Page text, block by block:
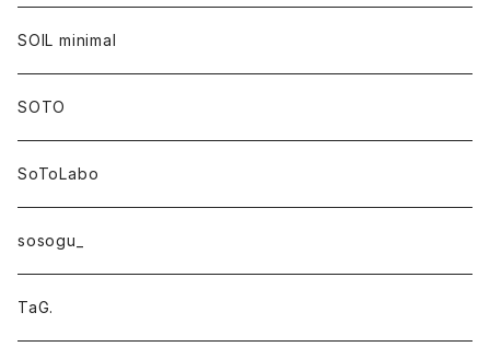
SOIL minimal
SOTO
SoToLabo
sosogu_
TaG.